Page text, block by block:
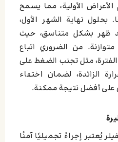
الأولية، مما يسمح
بحلول نهاية الشهر الأول،
ظهر بشكل متناسق، حيث
من الضروري اتباع
مثل تجنب الضغط على
الزائدة، لضمان اختفاء
على أفضل نتيجة ممكنة.
يُعتبر إجراءً تجميليًا آمنًا